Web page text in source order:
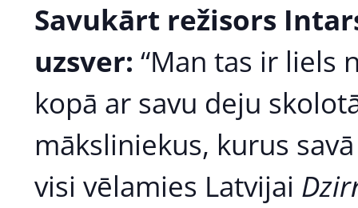
Savukārt režisors
uzsver: “Man tas ir liels
kopā ar savu deju
māksliniekus, kurus
visi vēlamies Latvijai